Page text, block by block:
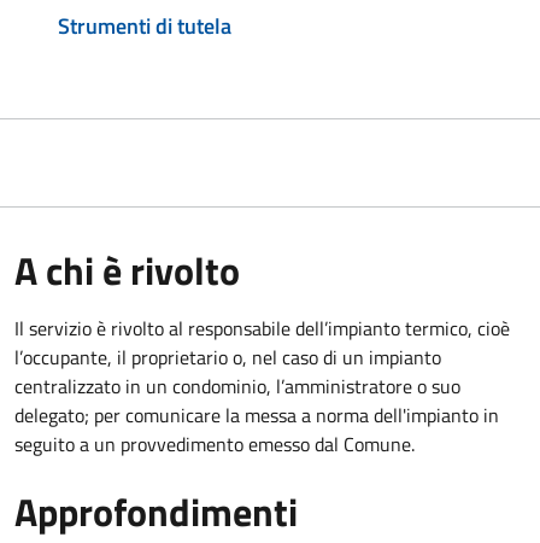
Strumenti di tutela
A chi è rivolto
Il servizio è rivolto al responsabile dell’impianto termico, cioè
l’occupante, il proprietario o, nel caso di un impianto
centralizzato in un condominio, l’amministratore o suo
delegato; per comunicare la messa a norma dell'impianto in
seguito a un provvedimento emesso dal Comune.
Approfondimenti